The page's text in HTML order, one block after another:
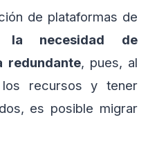
de plataformas de
la necesidad de
redundante, pues, al
recursos y tener
es posible migrar